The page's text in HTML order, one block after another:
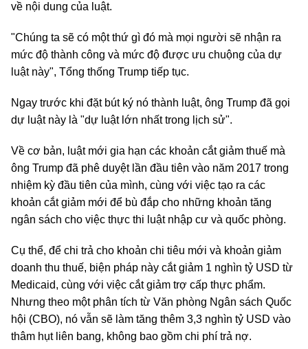
về nội dung của luật.
"Chúng ta sẽ có một thứ gì đó mà mọi người sẽ nhận ra
mức độ thành công và mức độ được ưu chuộng của dự
luật này", Tổng thống Trump tiếp tục.
Ngay trước khi đặt bút ký nó thành luật, ông Trump đã gọi
dự luật này là "dự luật lớn nhất trong lịch sử".
Về cơ bản, luật mới gia hạn các khoản cắt giảm thuế mà
ông Trump đã phê duyệt lần đầu tiên vào năm 2017 trong
nhiệm kỳ đầu tiên của mình, cùng với việc tạo ra các
khoản cắt giảm mới để bù đắp cho những khoản tăng
ngân sách cho việc thực thi luật nhập cư và quốc phòng.
Cụ thể, để chi trả cho khoản chi tiêu mới và khoản giảm
doanh thu thuế, biện pháp này cắt giảm 1 nghìn tỷ USD từ
Medicaid, cùng với việc cắt giảm trợ cấp thực phẩm.
Nhưng theo một phân tích từ Văn phòng Ngân sách Quốc
hội (CBO), nó vẫn sẽ làm tăng thêm 3,3 nghìn tỷ USD vào
thâm hụt liên bang, không bao gồm chi phí trả nợ.